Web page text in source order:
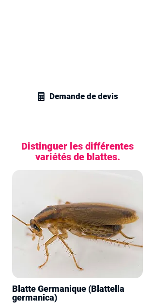
Demande de devis
Distinguer les différentes
variétés de blattes.
Blatte Germanique (Blattella
germanica)